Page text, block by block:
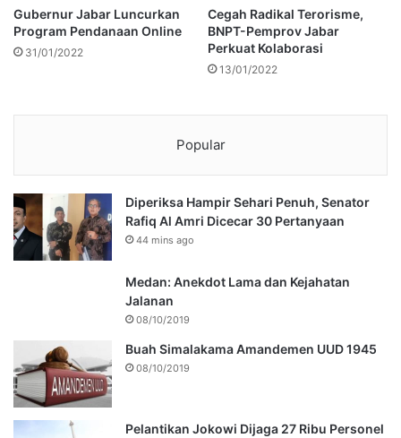
Gubernur Jabar Luncurkan
Program Pendanaan Online
31/01/2022
Cegah Radikal Terorisme,
BNPT-Pemprov Jabar
Perkuat Kolaborasi
13/01/2022
Popular
Diperiksa Hampir Sehari Penuh, Senator
Rafiq Al Amri Dicecar 30 Pertanyaan
44 mins ago
Medan: Anekdot Lama dan Kejahatan
Jalanan
08/10/2019
Buah Simalakama Amandemen UUD 1945
08/10/2019
Pelantikan Jokowi Dijaga 27 Ribu Personel